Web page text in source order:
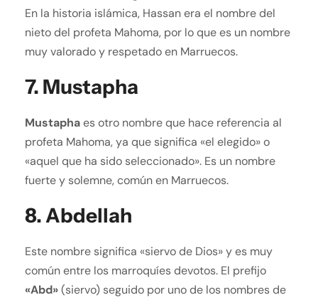
En la historia islámica, Hassan era el nombre del
nieto del profeta Mahoma, por lo que es un nombre
muy valorado y respetado en Marruecos.
7. Mustapha
Mustaphaes otro nombre que hace referencia al
profeta Mahoma, ya que significa «el elegido» o
«aquel que ha sido seleccionado». Es un nombre
fuerte y solemne, común en Marruecos.
8.Abdellah
Este nombre significa «siervo de Dios» y es muy
común entre los marroquíes devotos. El prefijo
«Abd»(siervo) seguido por uno de los nombres de